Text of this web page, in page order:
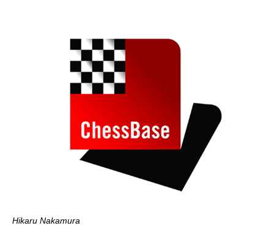
Hikaru Nakamura